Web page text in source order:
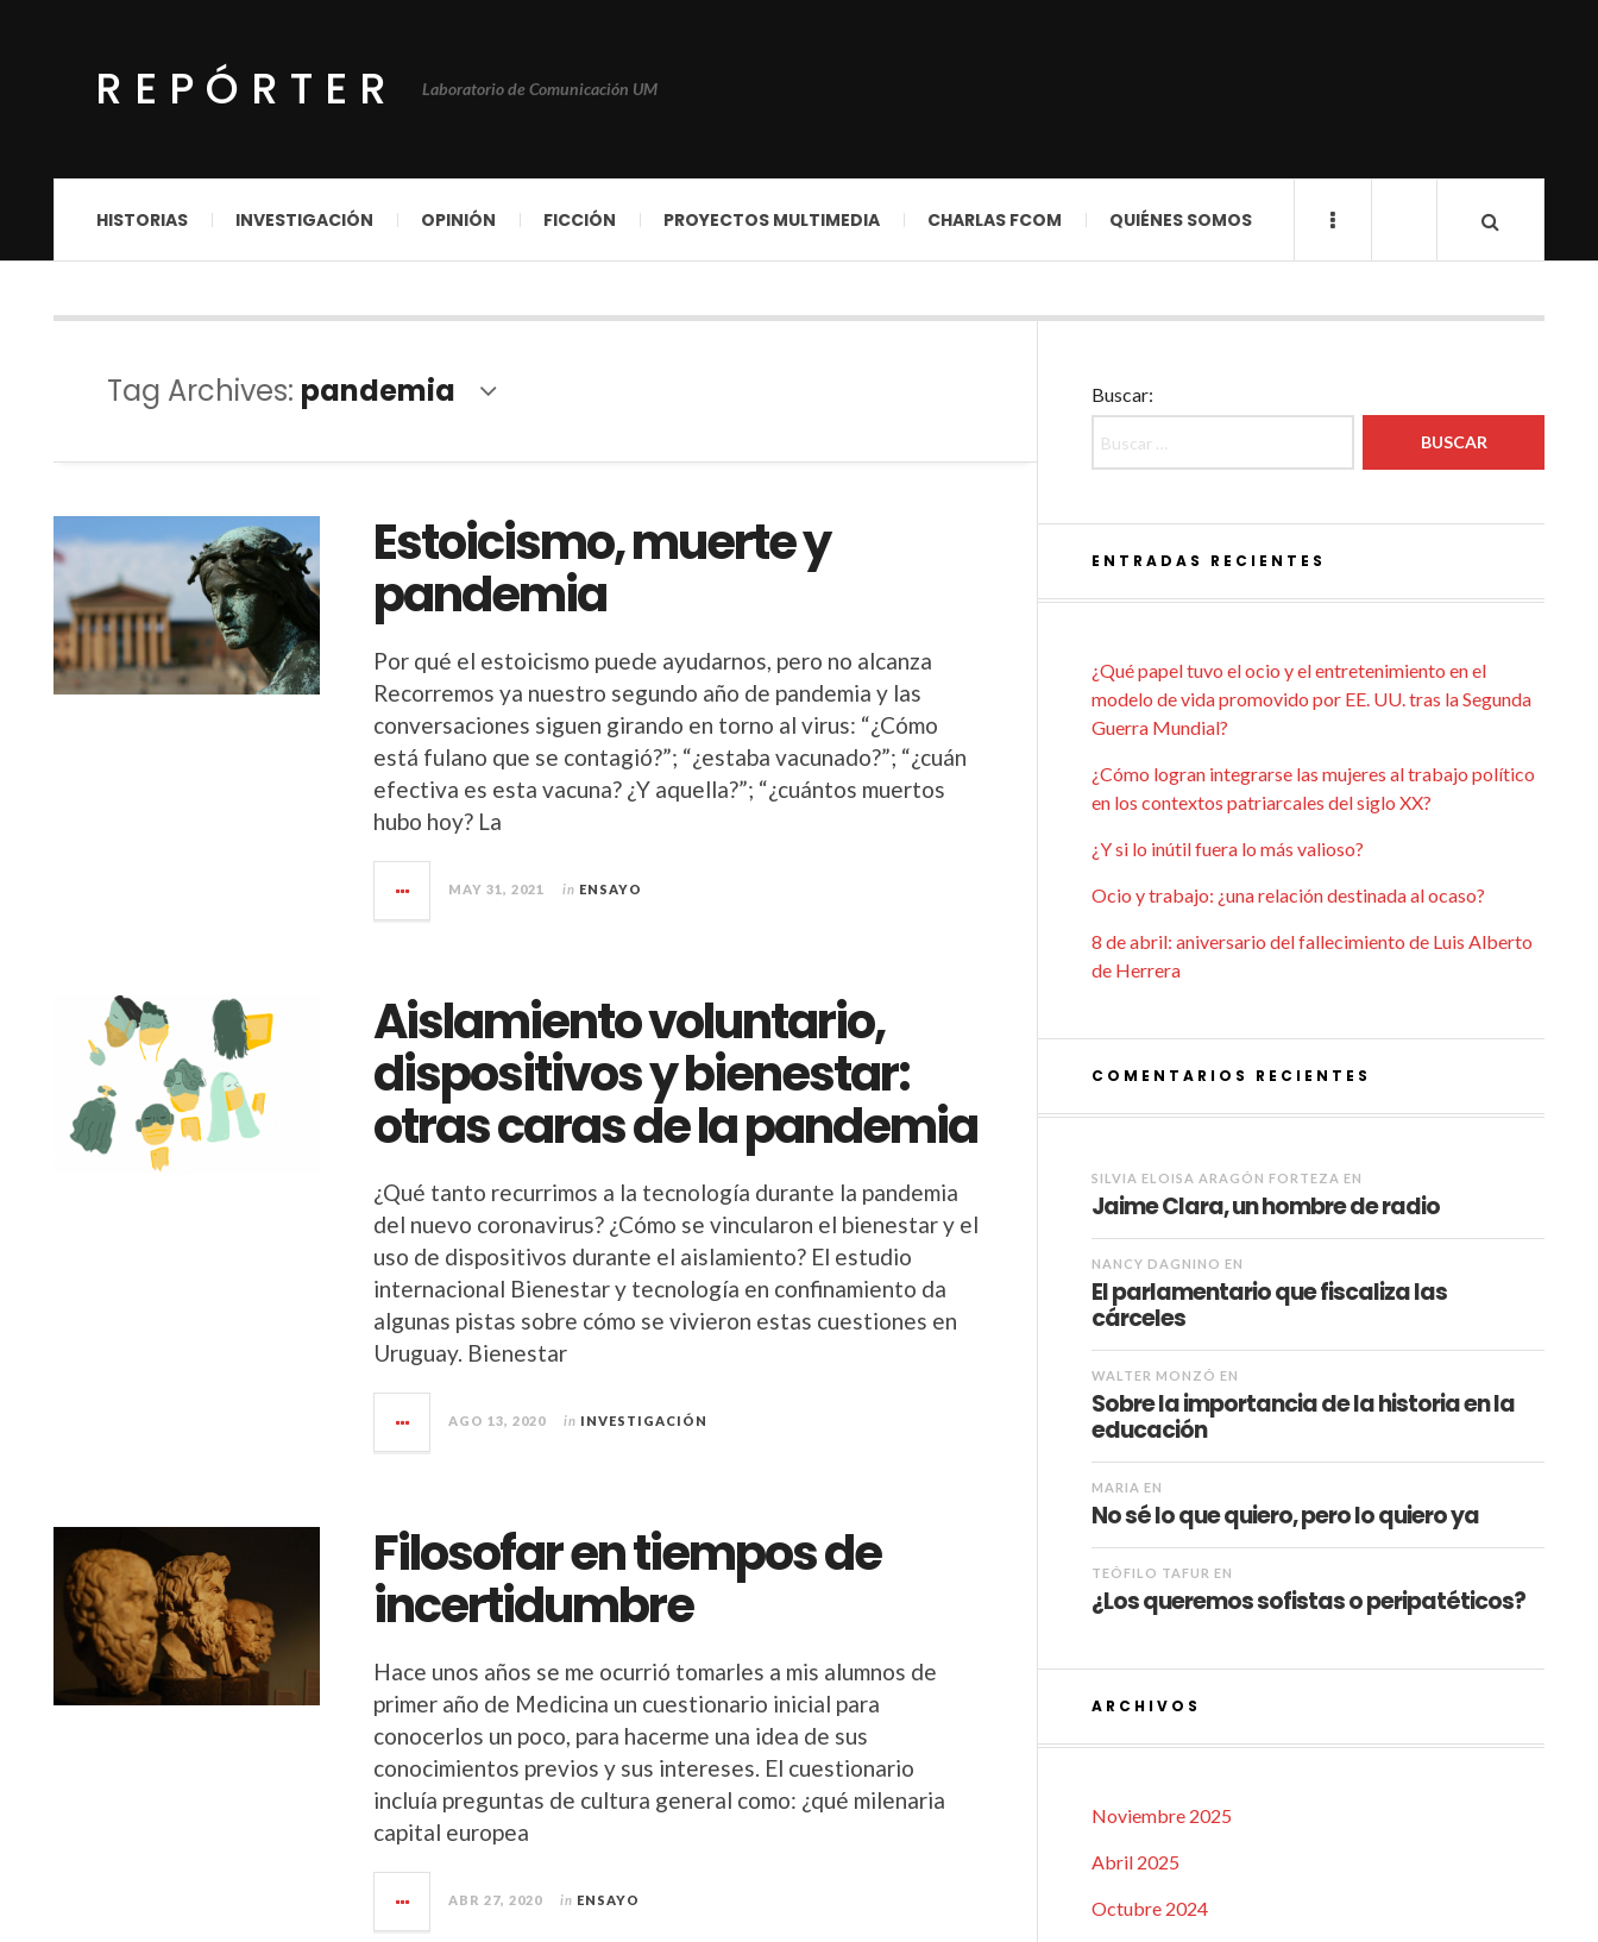
REPÓRTER Laboratorio de Comunicación UM
HISTORIAS INVESTIGACIÓN OPINIÓN FICCIÓN PROYECTOS MULTIMEDIA CHARLAS FCOM QUIÉNES SOMOS
Tag Archives: pandemia
Estoicismo, muerte y
pandemia
Por qué el estoicismo puede ayudarnos, pero no alcanza
Recorremos ya nuestro segundo año de pandemia y las
conversaciones siguen girando en torno al virus: “¿Cómo
está fulano que se contagió?”; “¿estaba vacunado?”; “¿cuán
efectiva es esta vacuna? ¿Y aquella?”; “¿cuántos muertos
hubo hoy? La
MAY 31, 2021 in ENSAYO
Aislamiento voluntario,
dispositivos y bienestar:
otras caras de la pandemia
¿Qué tanto recurrimos a la tecnología durante la pandemia
del nuevo coronavirus? ¿Cómo se vincularon el bienestar y el
uso de dispositivos durante el aislamiento? El estudio
internacional Bienestar y tecnología en confinamiento da
algunas pistas sobre cómo se vivieron estas cuestiones en
Uruguay. Bienestar
AGO 13, 2020 in INVESTIGACIÓN
Filosofar en tiempos de
incertidumbre
Hace unos años se me ocurrió tomarles a mis alumnos de
primer año de Medicina un cuestionario inicial para
conocerlos un poco, para hacerme una idea de sus
conocimientos previos y sus intereses. El cuestionario
incluía preguntas de cultura general como: ¿qué milenaria
capital europea
ABR 27, 2020 in ENSAYO
Buscar:
ENTRADAS RECIENTES
¿Qué papel tuvo el ocio y el entretenimiento en el
modelo de vida promovido por EE. UU. tras la Segunda
Guerra Mundial?
¿Cómo logran integrarse las mujeres al trabajo político
en los contextos patriarcales del siglo XX?
¿Y si lo inútil fuera lo más valioso?
Ocio y trabajo: ¿una relación destinada al ocaso?
8 de abril: aniversario del fallecimiento de Luis Alberto
de Herrera
COMENTARIOS RECIENTES
SILVIA ELOISA ARAGÓN FORTEZA EN
Jaime Clara, un hombre de radio
NANCY DAGNINO EN
El parlamentario que fiscaliza las
cárceles
WALTER MONZÓ EN
Sobre la importancia de la historia en la
educación
MARIA EN
No sé lo que quiero, pero lo quiero ya
TEÓFILO TAFUR EN
¿Los queremos sofistas o peripatéticos?
ARCHIVOS
Noviembre 2025
Abril 2025
Octubre 2024